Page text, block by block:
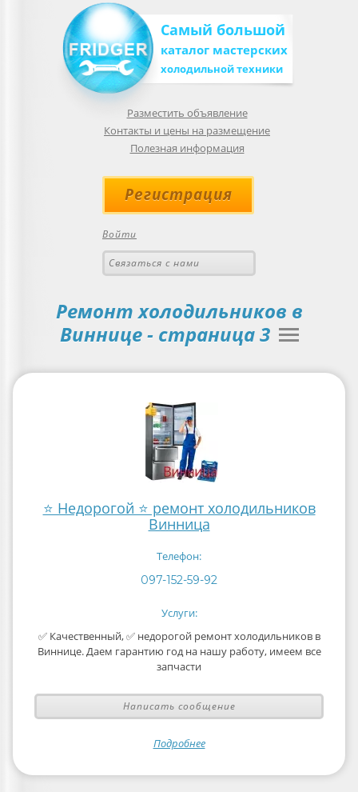
Самый большой
каталог мастерских
холодильной техники
Разместить объявление
Контакты и цены на размещение
Полезная информация
Регистрация
Войти
Связаться с нами
Ремонт холодильников в
Виннице- страница 3
⭐ Недорогой ⭐ ремонт холодильников
Винница
Телефон:
097-152-59-92
Услуги:
✅ Качественный, ✅ недорогой ремонт холодильников в
Виннице. Даем гарантию год на нашу работу, имеем все
запчасти
Написать сообщение
Подробнее